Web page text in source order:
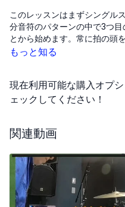
このレッスンはまずシングル
分音符のパターンの中で3つ
とから始めます。常に拍の頭
い。
ダウンストロークを交互に使
ムは右手のアップストローク
は手首をリラックスさせるこ
初めは右手と右足だけで練習
て、右手は通常の8分音符を
で叩くだけの状態になり、こ
み合わせることで基本的なコ
もっと知る
現在利用可能な購入オプ
ェックしてください！
関連動画